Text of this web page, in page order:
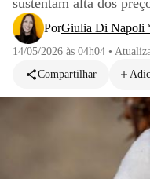
sustentam alta dos
PorGiulia Di Napoli
14/05/2026 às 04h04 •
Compartilhar